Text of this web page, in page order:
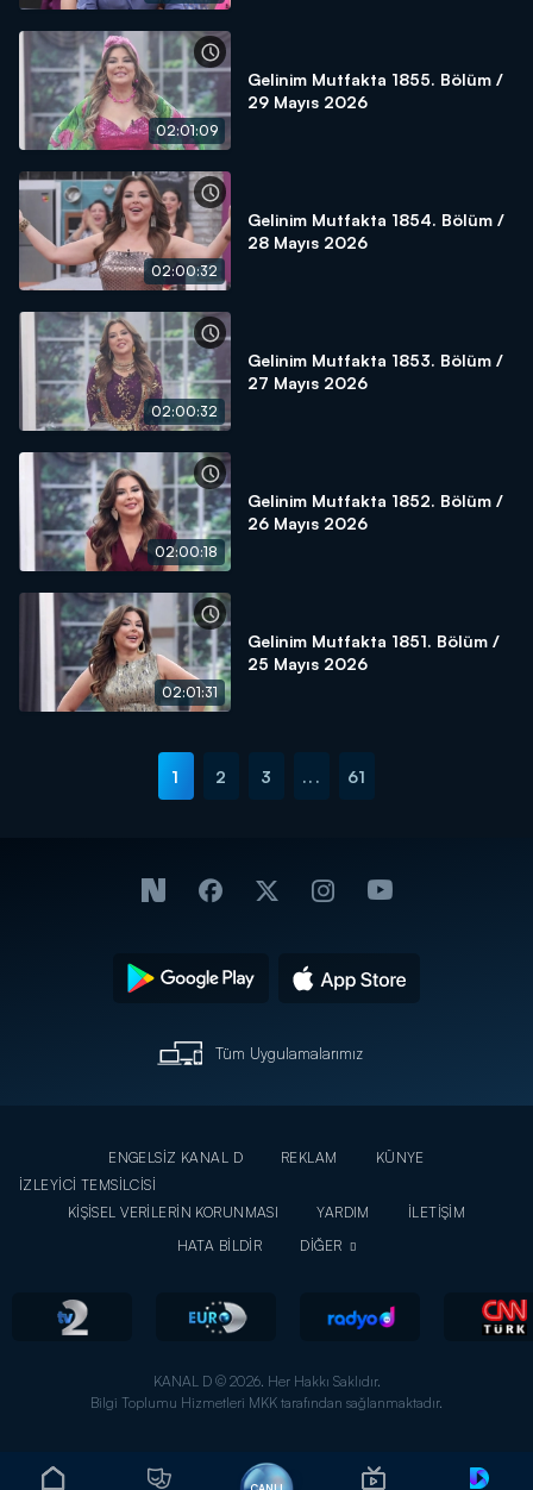
02:01:09
Gelinim Mutfakta 1855. Bölüm /
29 Mayıs 2026
02:00:32
Gelinim Mutfakta 1854. Bölüm /
28 Mayıs 2026
02:00:32
Gelinim Mutfakta 1853. Bölüm /
27 Mayıs 2026
02:00:18
Gelinim Mutfakta 1852. Bölüm /
26 Mayıs 2026
02:01:31
Gelinim Mutfakta 1851. Bölüm /
25 Mayıs 2026
1 2 3 ... 61
Tüm Uygulamalarımız
ENGELSİZ KANAL D REKLAM
KÜNYE
İZLEYİCİ TEMSİLCİSİ
KİŞİSEL VERİLERİN KORUNMASI
YARDIM
İLETİŞİM
HATA BİLDİR
DİĞER
KANAL D © 2026. Her Hakkı Saklıdır.
Bilgi Toplumu Hizmetleri MKK tarafından sağlanmaktadır.